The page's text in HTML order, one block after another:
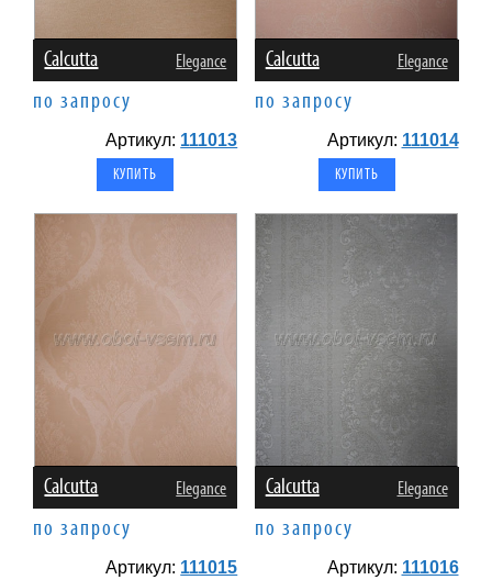
Calcutta Elegance
по запросу
Артикул: 111013
Calcutta Elegance
по запросу
Артикул: 111014
Calcutta Elegance
по запросу
Артикул: 111015
Calcutta Elegance
по запросу
Артикул: 111016